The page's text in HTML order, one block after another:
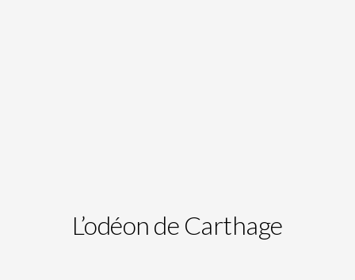
L’odéon de Carthage